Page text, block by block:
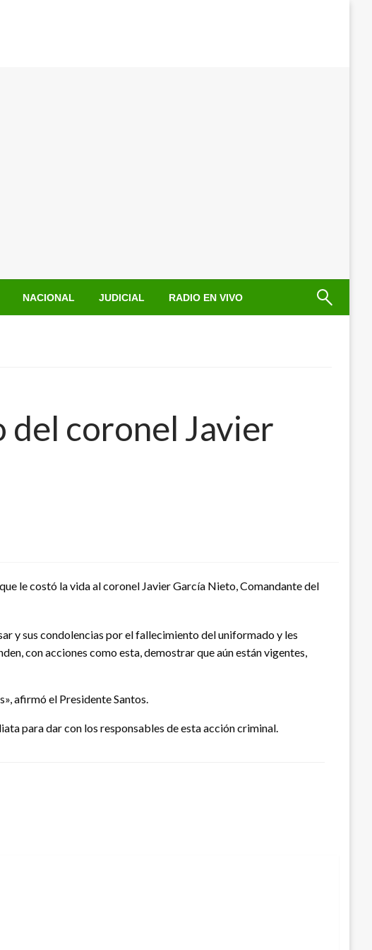
NACIONAL JUDICIAL RADIO EN VIVO
del coronel Javier
le costó la vida al coronel Javier García Nieto, Comandante del
y sus condolencias por el fallecimiento del uniformado y les
con acciones como esta, demostrar que aún están vigentes,
afirmó el Presidente Santos.
para dar con los responsables de esta acción criminal.